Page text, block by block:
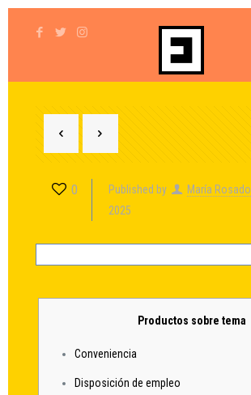
0 Published by María Rosado
2025
Productos sobre tema
Conveniencia
Disposición de empleo